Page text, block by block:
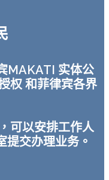
MAKATI 实体公
权 和菲律宾各界
可以安排工作人
提交办理业务。